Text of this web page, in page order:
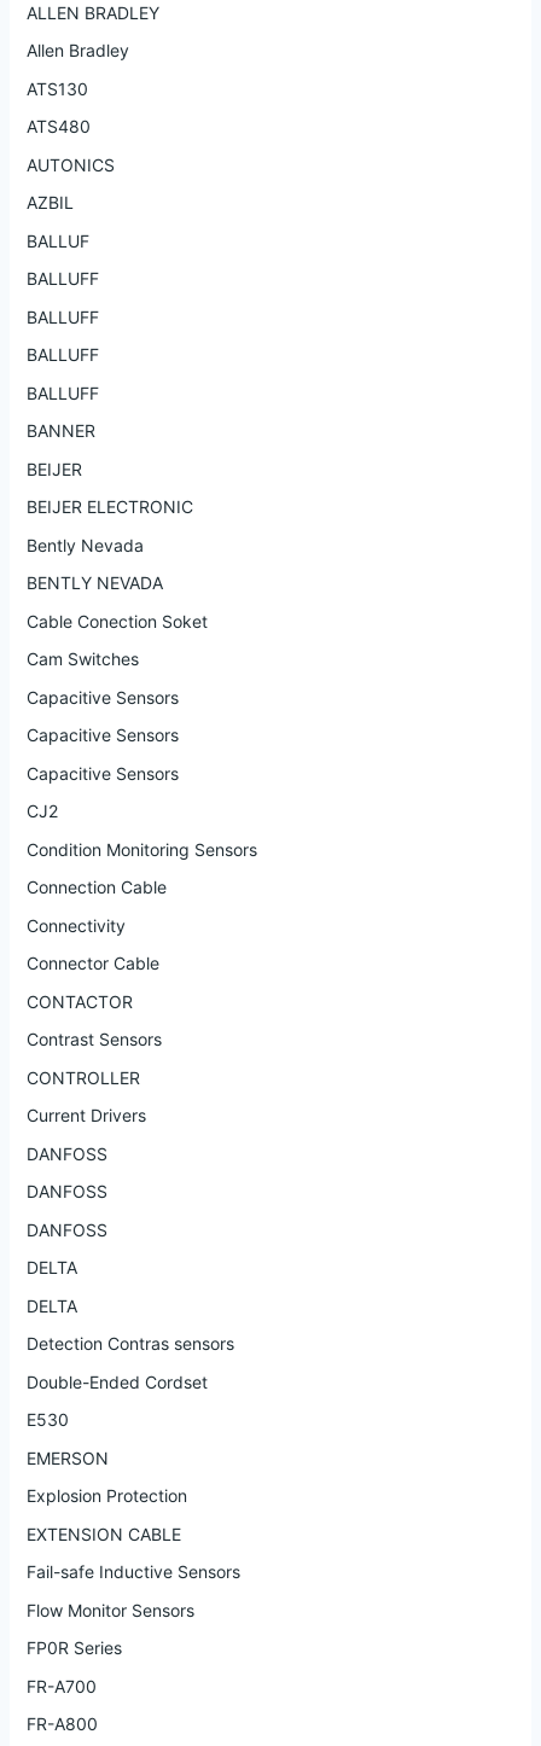
ALLEN BRADLEY
Allen Bradley
ATS130
ATS480
AUTONICS
AZBIL
BALLUF
BALLUFF
BALLUFF
BALLUFF
BALLUFF
BANNER
BEIJER
BEIJER ELECTRONIC
Bently Nevada
BENTLY NEVADA
Cable Conection Soket
Cam Switches
Capacitive Sensors
Capacitive Sensors
Capacitive Sensors
CJ2
Condition Monitoring Sensors
Connection Cable
Connectivity
Connector Cable
CONTACTOR
Contrast Sensors
CONTROLLER
Current Drivers
DANFOSS
DANFOSS
DANFOSS
DELTA
DELTA
Detection Contras sensors
Double-Ended Cordset
E530
EMERSON
Explosion Protection
EXTENSION CABLE
Fail-safe Inductive Sensors
Flow Monitor Sensors
FP0R Series
FR-A700
FR-A800